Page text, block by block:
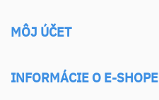
MÔJ ÚČET
INFORMÁCIE O E-SHOPE